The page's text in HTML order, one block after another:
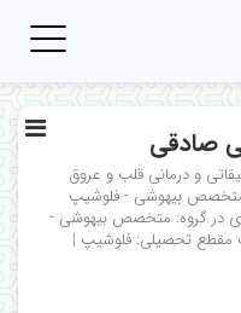
صادقی
و درمانی قلب و عروق
متخصص بیهوشی - فلوشیپ
در گروه: متخصص بیهوشی -
مقطع تحصیلی: فلوشیپ |